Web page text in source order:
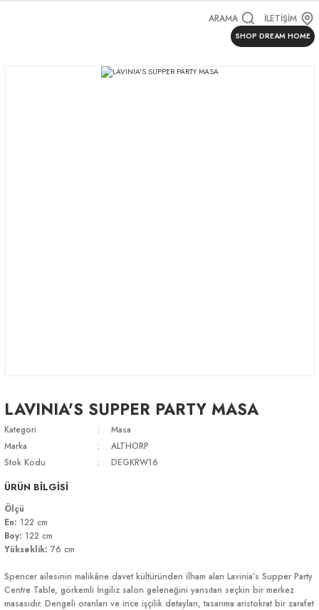
ARAMA İLETİŞİM
SHOP DREAM HOME
LAVINIA'S SUPPER PARTY MASA
Kategori
Masa
Marka
ALTHORP
Stok Kodu
DEGKRW16
ÜRÜN BİLGİSİ
Ölçü
En: 122 cm
Boy: 122 cm
Yükseklik: 76 cm
Spencer ailesinin malikâne davet kültüründen ilham alan Lavinia’s Supper Party
Centre Table, görkemli İngiliz salon geleneğini yansıtan seçkin bir merkez
masasıdır. Dengeli oranları ve ince işçilik detayları, tasarıma aristokrat bir zarafet